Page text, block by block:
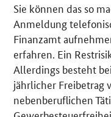
Sie können das so
Anmeldung
Finanzamt
erfahren. Ein
Allerdings besteht
jährlicher Freibetrag
nebenberuflichen